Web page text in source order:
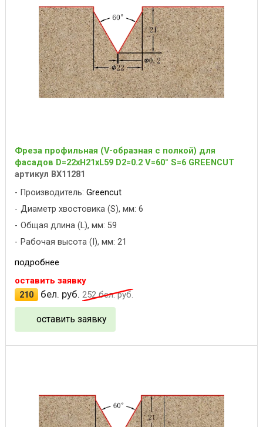
Фреза профильная (V-образная с полкой) для
фасадов D=22xH21xL59 D2=0.2 V=60° S=6 GREENCUT
артикул BX11281
Производитель: Greencut
Диаметр хвостовика (S), мм: 6
Общая длина (L), мм: 59
Рабочая высота (I), мм: 21
подробнее
оставить заявку
210
бел. руб. 252бел. руб.
оставить заявку